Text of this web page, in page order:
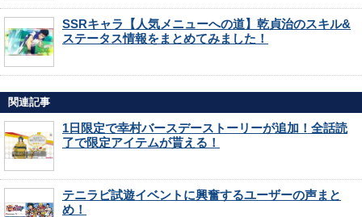
SSRキャラ【人気メニューへの道】乾貞治のスキル&
ステータス情報をまとめてみました！
関連記事
1日限定で幸村バースデーストーリーが追加！全話読
了で限定アイテムが貰える！
テニラビ試遊イベントに興奮するユーザーの声まと
め！